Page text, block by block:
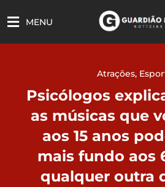
para
MENU
Atrações,
Psicólogos
as músicas que
aos 15 anos
mais fundo aos
qualquer outra